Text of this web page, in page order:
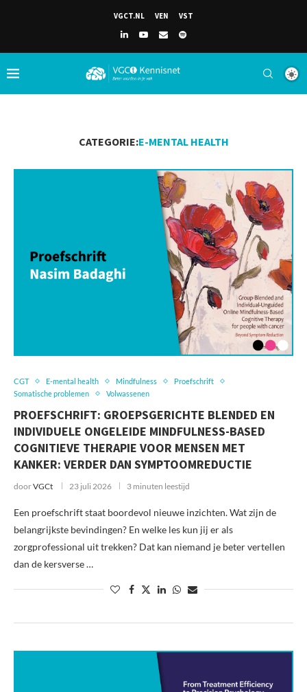
VGCT.NL VEN VST
CATEGORIE:E-MENTAL HEALTH
CGT E-mental health Mindfulness
Proefschrift
Somatische problemen
Volwassenen
PROEFSCHRIFT: GROEPSGERICHTE BLENDED EN
INDIVIDUELE ONGELEIDE MINDFULNESS-BASED
COGNITIEVE THERAPIE VOOR MENSEN MET
KANKER: VERDER DAN SYMPTOOMREDUCTIE
doorVGCt 23 juli 2026 3 minuten leestijd
Een proefschrift staat boordevol nieuwe inzichten. Wat zijn de
belangrijkste bevindingen? En welke les kun jij er als
zorgprofessional uit trekken? Dat kan niemand je beter vertellen
dan de kersverse …